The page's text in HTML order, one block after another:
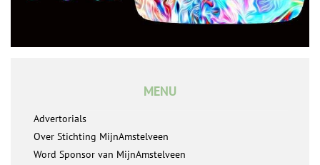
MENU
Advertorials
Over Stichting MijnAmstelveen
Word Sponsor van MijnAmstelveen